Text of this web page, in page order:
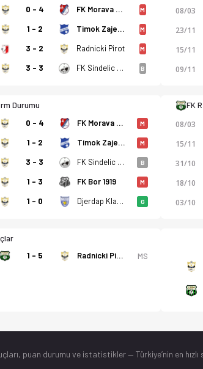
0 - 4 FK Morava Cuprija M
1 - 2 Timok Zajecar M
3 - 2 Radnicki Pirot M
3 - 3 FK Sindelic Nis B
08/03
23/11
15/11
09/11
Durumu
0 - 4 FK Morava Cuprija M
1 - 2 Timok Zajecar M
3 - 3 FK Sindelic Nis B
1 - 3 FK Bor 1919 M
1 - 0 Djerdap Kladovo G
FK
08/03
15/11
31/10
18/10
03/10
1 - 5 Radnicki Pirot MS
puan durumu ve istatistikler — Türkiye’nin en